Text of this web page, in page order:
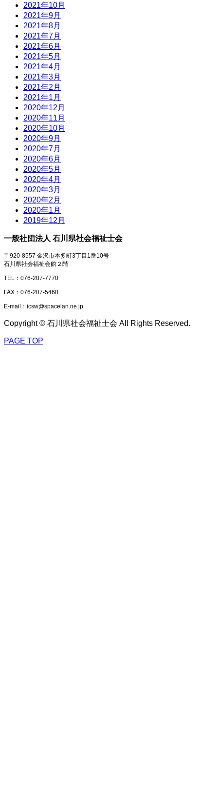
2021年10月
2021年9月
2021年8月
2021年7月
2021年6月
2021年5月
2021年4月
2021年3月
2021年2月
2021年1月
2020年12月
2020年11月
2020年10月
2020年9月
2020年7月
2020年6月
2020年5月
2020年4月
2020年3月
2020年2月
2020年1月
2019年12月
一般社団法人 石川県社会福祉士会
〒920-8557 金沢市本多町3丁目1番10号
石川県社会福祉会館２階
TEL：076-207-7770
FAX：076-207-5460
E-mail：icsw@spacelan.ne.jp
Copyright © 石川県社会福祉士会 All Rights Reserved.
PAGE TOP